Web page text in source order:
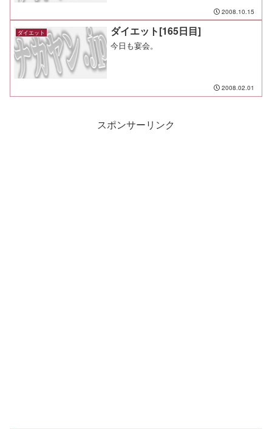
2008.10.15
ダイエット ダイエット[165日目]
今日も宴会。
2008.02.01
スポンサーリンク